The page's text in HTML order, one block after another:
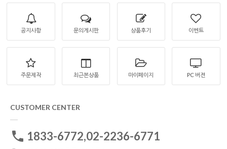
공지사항 문의게시판 상품후기 이벤트
주문제작 최근본상품 마이페이지 PC 버젼
CUSTOMER CENTER
1833-6772,02-2236-6771